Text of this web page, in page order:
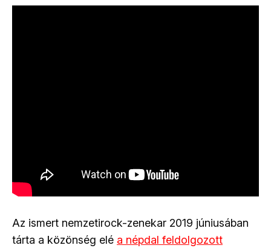
Az ismert nemzetirock-zenekar 2019 júniusában
tárta a közönség elé a népdal feldolgozott